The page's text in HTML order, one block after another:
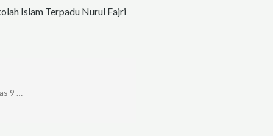
Islam Terpadu Nurul Fajri
9 …